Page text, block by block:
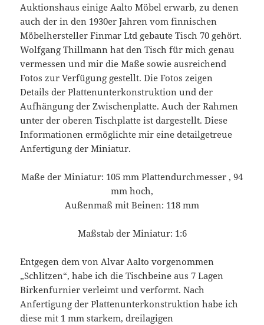
Auktionshaus einige Aalto Möbel erwarb, zu denen
auch der in den 1930er Jahren vom finnischen
Möbelhersteller Finmar Ltd gebaute Tisch 70 gehört.
Wolfgang Thillmann hat den Tisch für mich genau
vermessen und mir die Maße sowie ausreichend
Fotos zur Verfügung gestellt. Die Fotos zeigen
Details der Plattenunterkonstruktion und der
Aufhängung der Zwischenplatte. Auch der Rahmen
unter der oberen Tischplatte ist dargestellt. Diese
Informationen ermöglichte mir eine detailgetreue
Anfertigung der Miniatur.
Maße der Miniatur: 105 mm Plattendurchmesser , 94
mm hoch,
Außenmaß mit Beinen: 118 mm
Maßstab der Miniatur: 1:6
Entgegen dem von Alvar Aalto vorgenommen
„Schlitzen“, habe ich die Tischbeine aus 7 Lagen
Birkenfurnier verleimt und verformt. Nach
Anfertigung der Plattenunterkonstruktion habe ich
diese mit 1 mm starkem, dreilagigen